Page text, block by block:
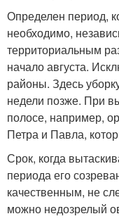
Определен период,
необходимо,
территориальным
начало августа.
районы. Здесь
недели позже. При
полосе, например,
Петра и Павла,
Срок, когда
периода его
качественным, не
можно недозрелый